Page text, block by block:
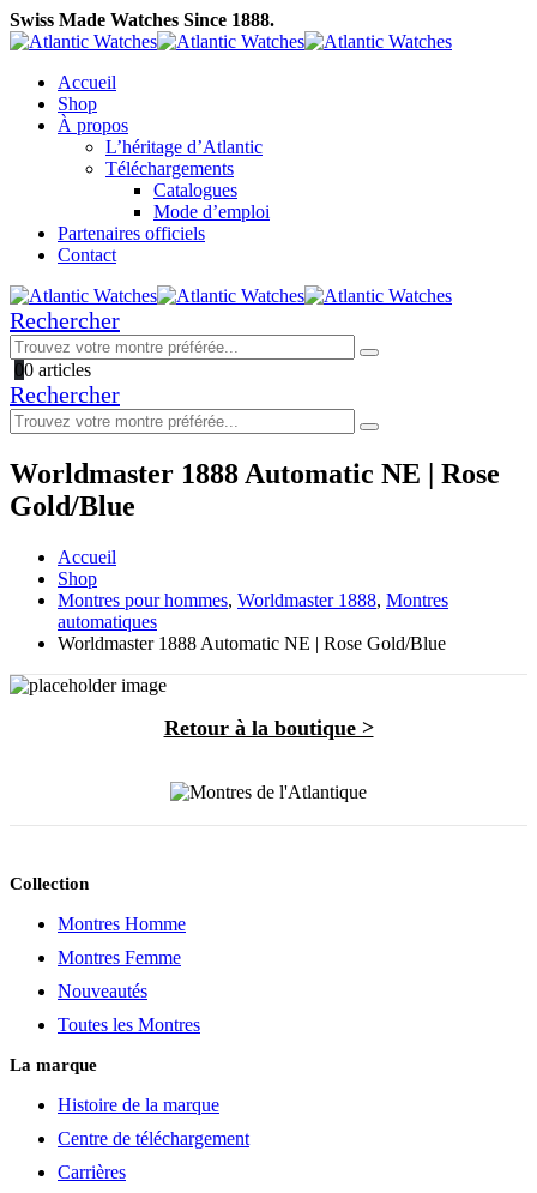
Swiss Made Watches Since 1888.
Accueil
Shop
À propos
L’héritage d’Atlantic
Téléchargements
Catalogues
Mode d’emploi
Partenaires officiels
Contact
Rechercher
00 articles
Rechercher
Worldmaster 1888 Automatic NE | Rose
Gold/Blue
Accueil
Shop
Montres pour hommes, Worldmaster 1888, Montres
automatiques
Worldmaster 1888 Automatic NE | Rose Gold/Blue
Retour à la boutique >
Collection
Montres Homme
Montres Femme
Nouveautés
Toutes les Montres
La marque
Histoire de la marque
Centre de téléchargement
Carrières